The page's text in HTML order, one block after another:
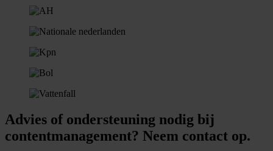
Advies of ondersteuning nodig bij
contentmanagement? Neem contact op.